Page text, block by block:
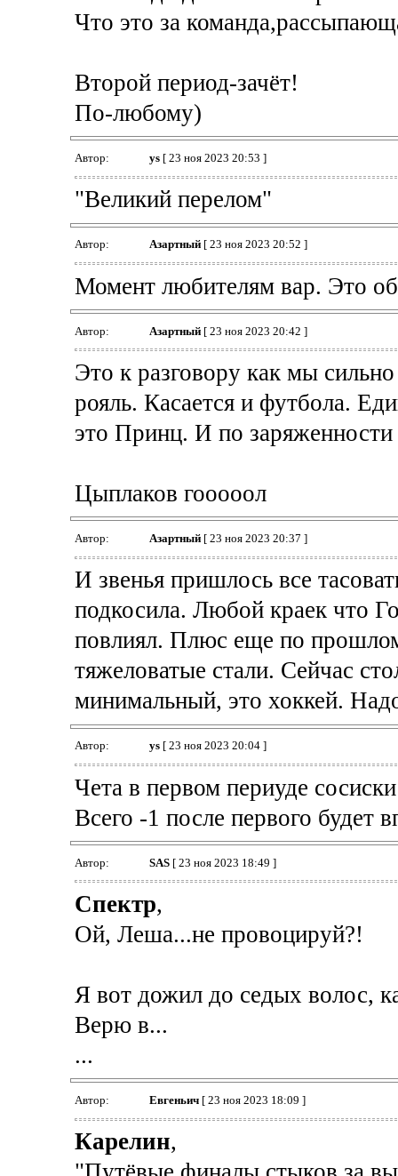
Что это за
Второй период-зачёт!
По-любому)
Автор: ys[ 23 ноя 2023 20:53 ]
"Великий перелом"
Автор: Азартный[ 23 ноя 2023 20:52 ]
Момент любителям вар. Это
Автор: Азартный[ 23 ноя 2023 20:42 ]
Это к разговору как мы
рояль. Касается и футбола.
это Принц. И по
Цыплаков гооооол
Автор: Азартный[ 23 ноя 2023 20:37 ]
И звенья пришлось все
подкосила. Любой краек что
повлиял. Плюс еще по
тяжеловатые стали. Сейчас
минимальный, это хоккей.
Автор: ys[ 23 ноя 2023 20:04 ]
Чета в первом периуде
Всего -1 после первого будет
Автор: SAS[ 23 ноя 2023 18:49 ]
Спектр,
Ой, Леша...не провоцируй?!
Я вот дожил до седых волос,
Верю в...
...
Автор: Евгеньич[ 23 ноя 2023 18:09 ]
Карелин,